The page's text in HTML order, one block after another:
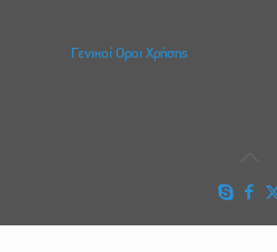
Γενικοί Οροι Χρήσης